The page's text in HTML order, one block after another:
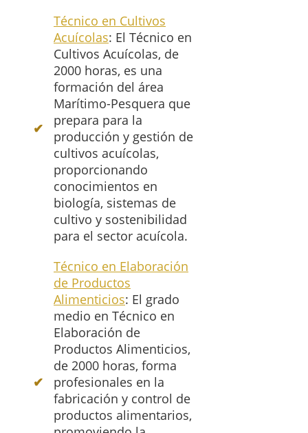
Técnico en Cultivos
Acuícolas: El Técnico en
Cultivos Acuícolas, de
2000 horas, es una
formación del área
Marítimo-Pesquera que
prepara para la
producción y gestión de
cultivos acuícolas,
proporcionando
conocimientos en
biología, sistemas de
cultivo y sostenibilidad
para el sector acuícola.
Técnico en Elaboración
de Productos
Alimenticios: El grado
medio en Técnico en
Elaboración de
Productos Alimenticios,
de 2000 horas, forma
profesionales en la
fabricación y control de
productos alimentarios,